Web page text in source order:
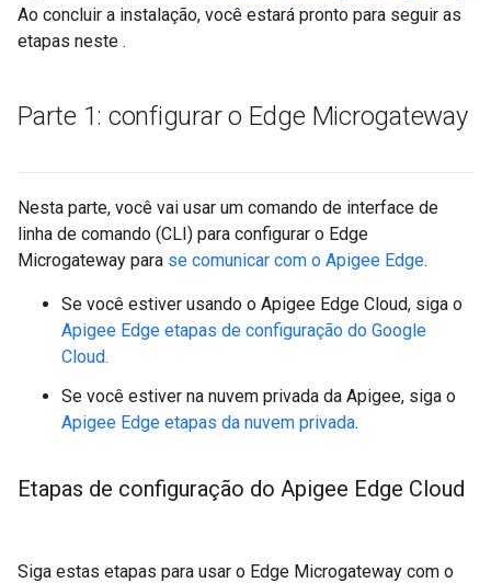
Ao concluir a instalação, você estará pronto para seguir as
etapas neste .
Parte 1: configurar o Edge Microgateway
Nesta parte, você vai usar um comando de interface de
linha de comando (CLI) para configurar o Edge
Microgateway para se comunicar com o Apigee Edge.
Se você estiver usando o Apigee Edge Cloud, siga o
Apigee Edge etapas de configuração do Google
Cloud.
Se você estiver na nuvem privada da Apigee, siga o
Apigee Edge etapas da nuvem privada.
Etapas de configuração do Apigee Edge Cloud
Siga estas etapas para usar o Edge Microgateway com o